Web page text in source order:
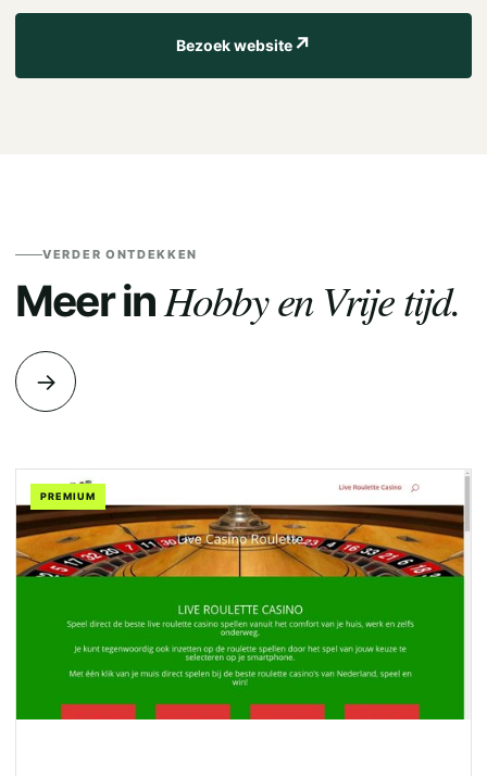
Bezoek website↗
VERDER ONTDEKKEN
Meer inHobby en Vrije tijd.
→
PREMIUM